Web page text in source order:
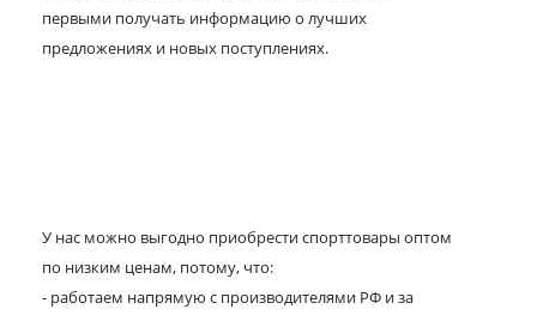
первыми получать информацию о лучших
предложениях и новых поступлениях.
У нас можно выгодно приобрести спорттовары оптом
по низким ценам, потому, что:
- работаем напрямую с производителями РФ и за